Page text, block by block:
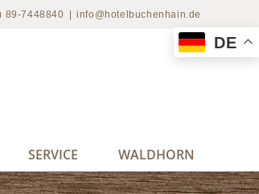
89-7448840 info@hotelbuchenhain.de
SERVICE WALDHORN
DE